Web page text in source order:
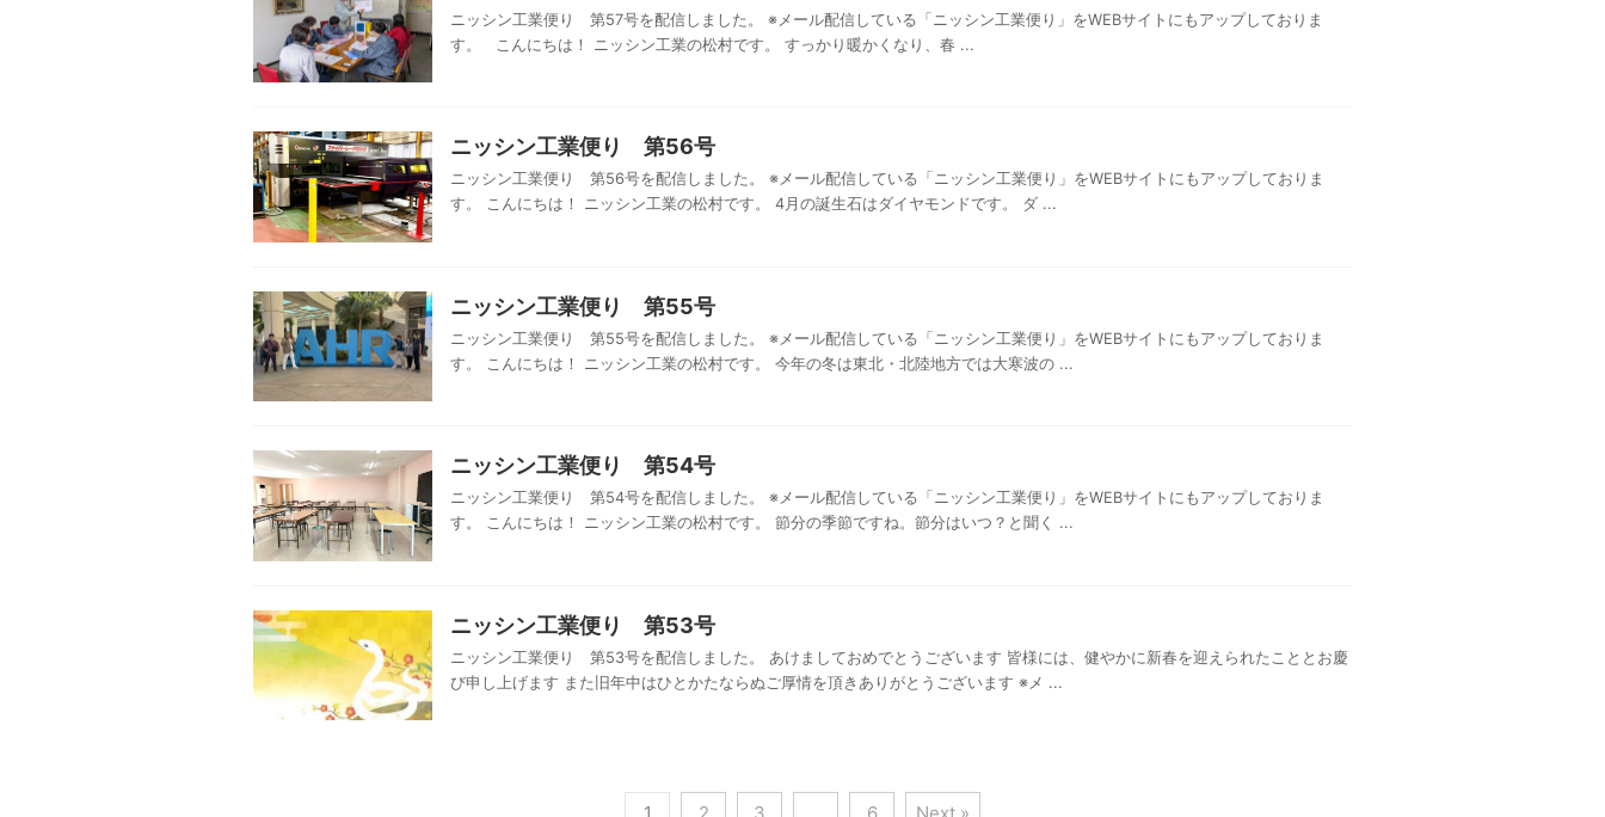
ニッシン工業便り 第57号を配信しました。 ※メール配信している「ニッシン工業便り」をWEBサイトにもアップしておりま
す。 こんにちは！ ニッシン工業の松村です。 すっかり暖かくなり、春 ...
ニッシン工業便り 第56号
ニッシン工業便り 第56号を配信しました。 ※メール配信している「ニッシン工業便り」をWEBサイトにもアップしておりま
す。 こんにちは！ ニッシン工業の松村です。 4月の誕生石はダイヤモンドです。 ダ ...
ニッシン工業便り 第55号
ニッシン工業便り 第55号を配信しました。 ※メール配信している「ニッシン工業便り」をWEBサイトにもアップしておりま
す。 こんにちは！ ニッシン工業の松村です。 今年の冬は東北・北陸地方では大寒波の ...
ニッシン工業便り 第54号
ニッシン工業便り 第54号を配信しました。 ※メール配信している「ニッシン工業便り」をWEBサイトにもアップしておりま
す。 こんにちは！ ニッシン工業の松村です。 節分の季節ですね。節分はいつ？と聞く ...
ニッシン工業便り 第53号
ニッシン工業便り 第53号を配信しました。 あけましておめでとうございます 皆様には、健やかに新春を迎えられたこととお慶
び申し上げます また旧年中はひとかたならぬご厚情を頂きありがとうございます ※メ ...